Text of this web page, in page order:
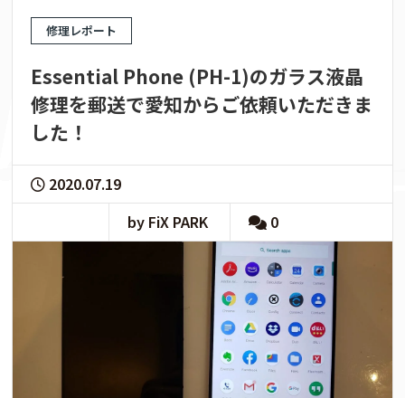
修理レポート
Essential Phone (PH-1)のガラス液晶
修理を郵送で愛知からご依頼いただきま
した！
2020.07.19
by FiX PARK
0